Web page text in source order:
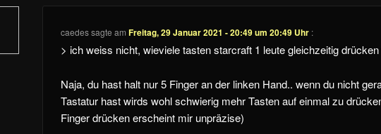
caedessagte am Freitag, 29 Januar 2021 - 20:49 um 20:49 Uhr :
> ich weiss nicht, wieviele tasten starcraft 1 leute gleichzeitig drücken
Naja, du hast halt nur 5 Finger an der linken Hand.. wenn du nicht
Tastatur hast wirds wohl schwierig mehr Tasten auf einmal zu
Finger drücken erscheint mir unpräzise)